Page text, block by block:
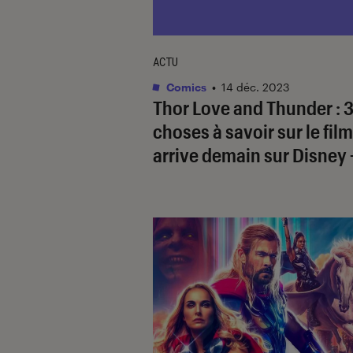
Thor Love and Thunder: 3
choses à savoir sur le
arrive demain sur Disney
ACTU
Comics • 14 déc. 2023